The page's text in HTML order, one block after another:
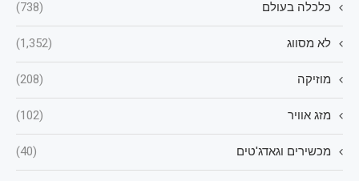
כלכלה בעולם (738)
לא מסווג (1,352)
מוזיקה (208)
מזג אוויר (102)
מכשירים וגאדג'טים (40)